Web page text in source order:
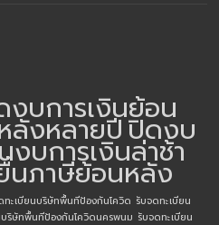
งบการเงินย้อน
งหลายปีปิดงบ
งบการเงินล่าช้า
นภาษีย้อนหลัง
ทะเบียนบริษัทพื้นทีป้องกันโควิด รับจดทะเบียน
บริษัทพื้นทีป้องกันโควิดนครพนม รับจดทะเบียน